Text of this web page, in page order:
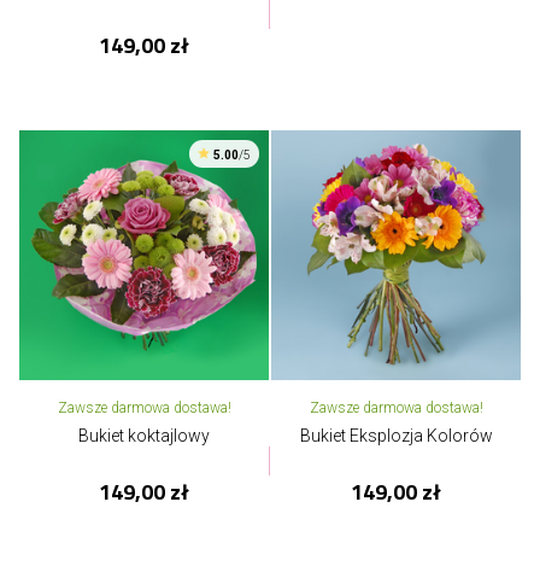
149,00 zł
5.00/5
Zawsze darmowa dostawa!
Bukiet koktajlowy
149,00 zł
Zawsze darmowa dostawa!
Bukiet Eksplozja Kolorów
149,00 zł